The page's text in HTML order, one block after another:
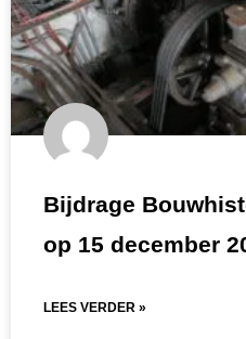
Bijdrage
op 15 december
LEES VERDER »